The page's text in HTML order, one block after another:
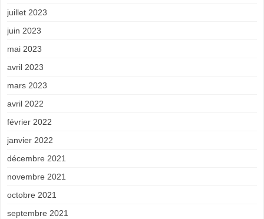
juillet 2023
juin 2023
mai 2023
avril 2023
mars 2023
avril 2022
février 2022
janvier 2022
décembre 2021
novembre 2021
octobre 2021
septembre 2021